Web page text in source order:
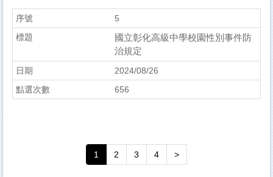
5
國立彰化高級中學校園性別事件防
治規定
2024/08/26
656
1 2 3 4 >